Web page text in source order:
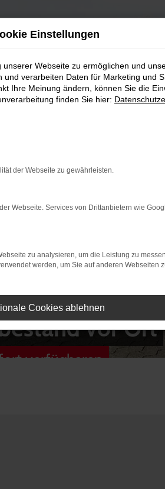
vor Ort
verfügbaren
Einstellungen
Webseite zu ermöglichen und
verarbeiten Daten für Marketing und
Ihre Meinung ändern, können Sie die
finden Sie hier:
der Webseite zu gewährleisten.
Webseite. Services von Drittanbietern wie
zu analysieren, um die Leistung zu
werden, um Sie auf anderen Webseiten
Cookies ablehnen